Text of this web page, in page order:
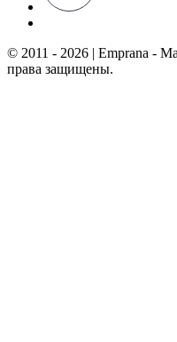
© 2011 - 2026 | Emprana -
права защищены.